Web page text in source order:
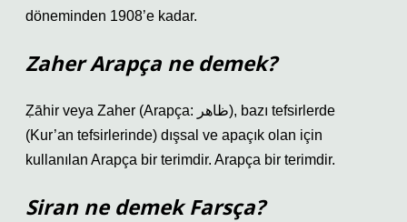
döneminden 1908’e kadar.
Zaher Arapça ne demek?
Ẓāhir veya Zaher (Arapça: ظاهر‎), bazı tefsirlerde
(Kur’an tefsirlerinde) dışsal ve apaçık olan için
kullanılan Arapça bir terimdir. Arapça bir terimdir.
Siran ne demek Farsça?